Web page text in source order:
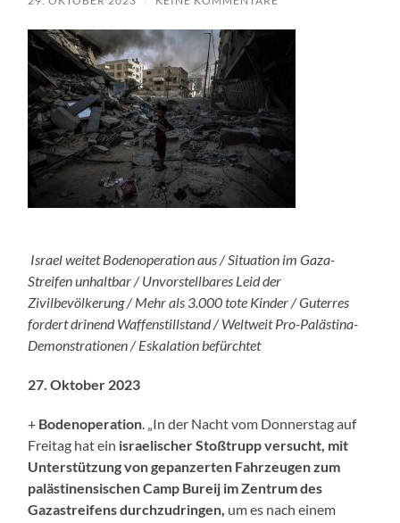
Israel weitet Bodenoperation aus / Situation im Gaza-
Streifen unhaltbar / Unvorstellbares Leid der
Zivilbevölkerung / Mehr als 3.000 tote Kinder / Guterres
fordert drinend Waffenstillstand / Weltweit Pro-Palästina-
Demonstrationen / Eskalation befürchtet
27. Oktober 2023
+ Bodenoperation . „In der Nacht vom Donnerstag auf
Freitag hat ein israelischer Stoßtrupp versucht, mit
Unterstützung von gepanzerten Fahrzeugen zum
palästinensischen Camp Bureij im Zentrum des
Gazastreifens durchzudringen, um es nach einem